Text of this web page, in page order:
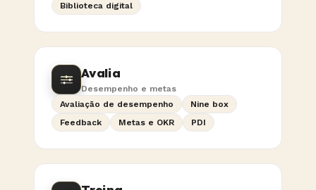
Biblioteca digital
Avalia
Desempenho e metas
Avaliação de desempenho
Nine box
Feedback
Metas e OKR PDI